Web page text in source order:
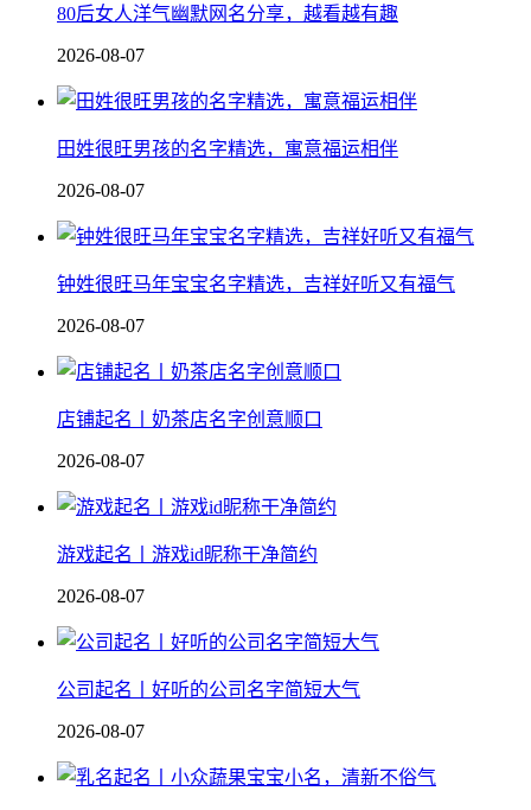
80后女人洋气幽默网名分享，越看越有趣
2026-08-07
田姓很旺男孩的名字精选，寓意福运相伴
2026-08-07
钟姓很旺马年宝宝名字精选，吉祥好听又有福气
2026-08-07
店铺起名丨奶茶店名字创意顺口
2026-08-07
游戏起名丨游戏id昵称干净简约
2026-08-07
公司起名丨好听的公司名字简短大气
2026-08-07